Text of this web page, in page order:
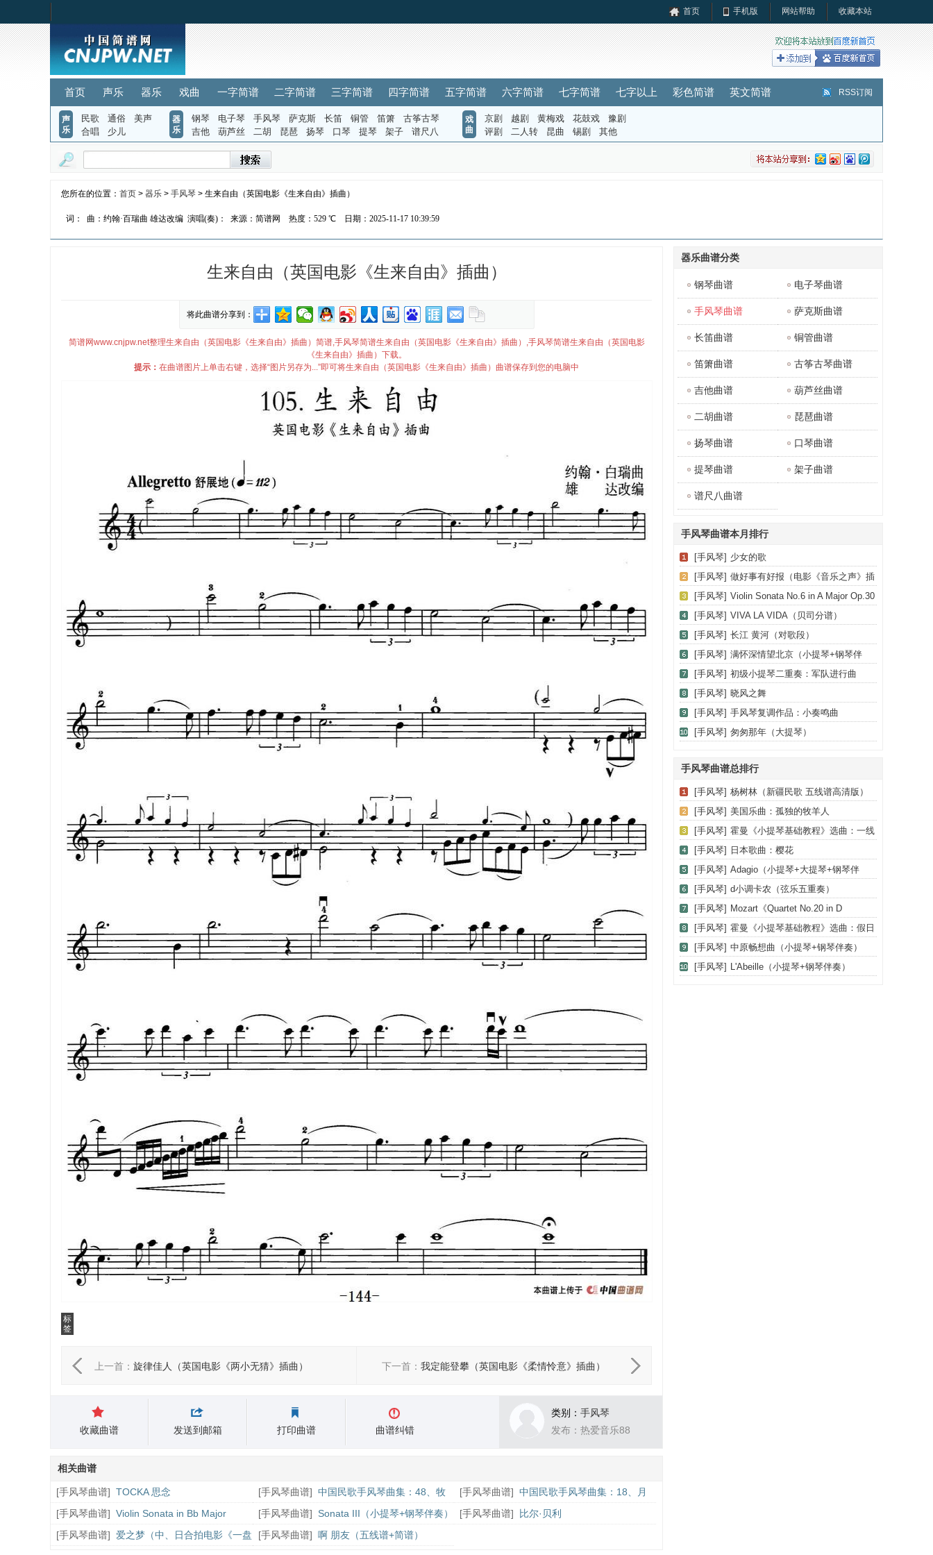
首页 手机版 网站帮助 收藏本站
首页 声乐 器乐 戏曲 一字简谱 二字简谱 三字简谱 四字简谱 五字简谱 六字简谱 七字简谱 七字以上 彩色简谱 英文简谱 RSS订阅
声
乐
民歌 通俗
美声
合唱
少儿
器
乐
钢琴 电子琴 手风琴 萨克斯 长笛 铜管 笛箫
古筝古琴
吉他
葫芦丝 二胡 琵琶 扬琴 口琴 提琴 架子 谱尺八
戏
曲
京剧 越剧 黄梅戏 花鼓戏
豫剧
评剧
二人转 昆曲 锡剧 其他
您所在的位置： 首页 > 器乐 > 手风琴 > 生来自由（英国电影《生来自由》插曲）
词： 曲：约翰·百瑞曲 雄达改编 演唱(奏)： 来源：简谱网 热度： 529 ℃ 日期：2025-11-17 10:39:59
生来自由（英国电影《生来自由》插曲）
将此曲谱分享到：
简谱网www.cnjpw.net整理生来自由（英国电影《生来自由》插曲）简谱,手风琴简谱生来自由（英国电影《生来自由》插曲）,手风琴简谱生来自由（英国电影
《生来自由》插曲）下载。
提示： 在曲谱图片上单击右键，选择“图片另存为...”即可将生来自由（英国电影《生来自由》插曲）曲谱保存到您的电脑中
标
签
上一首： 旋律佳人（英国电影《两小无猜》插曲） 下一首： 我定能登攀（英国电影《柔情怜意》插曲）
收藏曲谱 发送到邮箱 打印曲谱 曲谱纠错
类别： 手风琴
发布：热爱音乐88
相关曲谱
[手风琴曲谱] TOCKA 思念 [手风琴曲谱] 中国民歌手风琴曲集：48、牧
歌
[手风琴曲谱] 中国民歌手风琴曲集：18、月
芽五更
[手风琴曲谱] Violin Sonata in Bb Major
K.570
[手风琴曲谱] Sonata III（小提琴+钢琴伴奏） [手风琴曲谱]
比尔·贝利
[手风琴曲谱]
爱之梦（中、日合拍电影《一盘
[手风琴曲谱] 啊 朋友（五线谱+简谱）
器乐曲谱分类
钢琴曲谱 电子琴曲谱
手风琴曲谱 萨克斯曲谱
长笛曲谱 铜管曲谱
笛箫曲谱 古筝古琴曲谱
吉他曲谱 葫芦丝曲谱
二胡曲谱 琵琶曲谱
扬琴曲谱 口琴曲谱
提琴曲谱 架子曲谱
谱尺八曲谱
手风琴曲谱本月排行
[手风琴] 少女的歌
[手风琴] 做好事有好报（电影《音乐之声》插
曲）
[手风琴] Violin Sonata No.6 in A Major Op.30
No.1（小提琴+钢琴伴奏）
[手风琴] VIVA LA VIDA（贝司分谱）
[手风琴] 长江 黄河（对歌段）
[手风琴] 满怀深情望北京（小提琴+钢琴伴
奏）
[手风琴] 初级小提琴二重奏：军队进行曲
[手风琴] 晓风之舞
[手风琴] 手风琴复调作品：小奏鸣曲
[手风琴] 匆匆那年（大提琴）
手风琴曲谱总排行
[手风琴] 杨树林（新疆民歌 五线谱高清版）
[手风琴] 美国乐曲：孤独的牧羊人
[手风琴] 霍曼《小提琴基础教程》选曲：一线
希望（二重奏）
[手风琴]
日本歌曲：樱花
[手风琴] Adagio（小提琴+大提琴+钢琴伴
奏、T.Albinoni作曲版）
[手风琴] d小调卡农（弦乐五重奏）
[手风琴] Mozart《Quartet No.20 in D
Major,K.499》（Viola分谱）
[手风琴] 霍曼《小提琴基础教程》选曲：假日
（二重奏）
[手风琴] 中原畅想曲（小提琴+钢琴伴奏）
[手风琴] L'Abeille（小提琴+钢琴伴奏）